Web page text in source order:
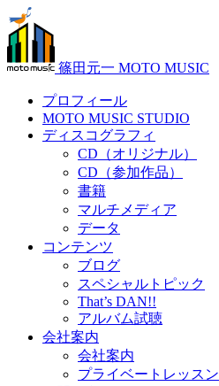
篠田元一 MOTO MUSIC
プロフィール
MOTO MUSIC STUDIO
ディスコグラフィ
CD（オリジナル）
CD（参加作品）
書籍
マルチメディア
データ
コンテンツ
ブログ
スペシャルトピック
That’s DAN!!
アルバム試聴
会社案内
会社案内
プライベートレッスン